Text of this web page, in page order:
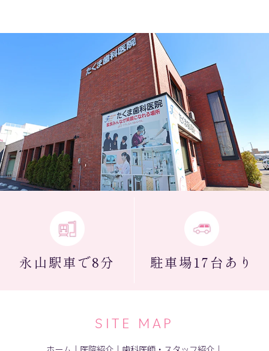
永山駅車で8分 駐車場17台あり
SITE MAP